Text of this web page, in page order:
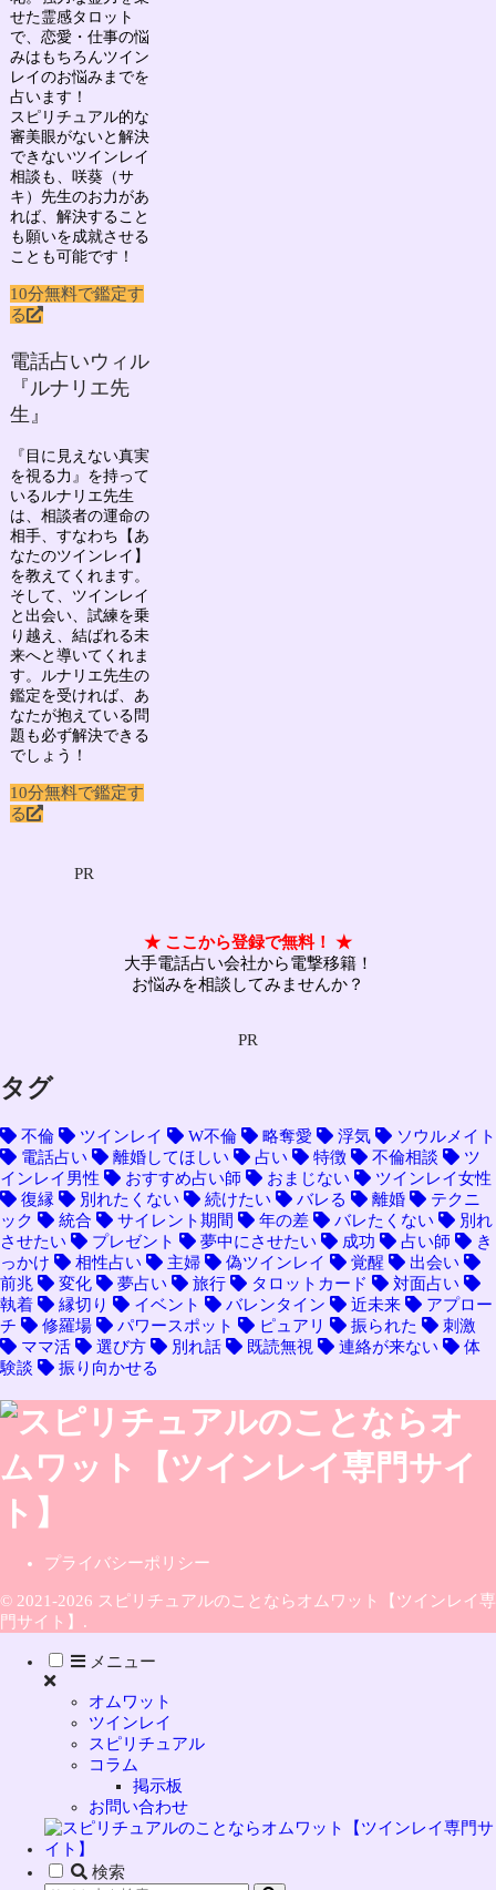
せた霊感タロット
で、 恋愛・仕事の悩
みはもちろんツイン
レイのお悩みまでを
占います！
スピリチュアル的な
審美眼がないと解決
できないツインレイ
相談も、咲葵（サ
キ）先生のお力があ
れば、解決すること
も願いを成就させる
ことも可能です！
10分無料で鑑定す
る
電話占いウィル
『ルナリエ先
生』
『目に見えない真実
を視る力』を持って
いる ルナリエ先生
は、相談者の運命の
相手、すなわち 【あ
なたのツインレイ】
を教えてくれます。
そして、ツインレイ
と出会い、試練を乗
り越え、結ばれる未
来へと導いてくれま
す。ルナリエ先生の
鑑定を受ければ、あ
なたが抱えている問
題も必ず解決できる
でしょう！
10分無料で鑑定す
る
PR
★ ここから登録で無料！ ★
大手電話占い会社から電撃移籍！
お悩みを相談してみませんか？
PR
タグ
不倫 ツインレイ W不倫 略奪愛 浮気
ソウルメイト
電話占い
離婚してほしい 占い 特徴 不倫相談
ツ
インレイ男性
おすすめ占い師 おまじない
ツインレイ女性
復縁
別れたくない 続けたい バレる 離婚
テクニ
ック
統合 サイレント期間 年の差 バレたくない
別れ
させたい
プレゼント 夢中にさせたい 成功 占い師
き
っかけ
相性占い 主婦 偽ツインレイ 覚醒
出会い
前兆
変化 夢占い 旅行 タロットカード
対面占い
執着
縁切り イベント バレンタイン 近未来
アプロー
チ
修羅場 パワースポット ピュアリ 振られた
刺激
ママ活
選び方 別れ話 既読無視 連絡が来ない
体
験談
振り向かせる
プライバシーポリシー
© 2021-2026 スピリチュアルのことならオムワット【ツインレイ専
門サイト】.
メニュー
オムワット
ツインレイ
スピリチュアル
コラム
掲示板
お問い合わせ
検索